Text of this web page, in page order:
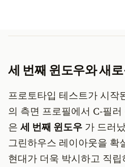
세 번째 윈도우와 새
프로토타입 테스트가 시작
의 측면 프로필에서 C-필
은 세 번째 윈도우 가 드러
그린하우스 레이아웃을 확
현대가 더욱 박시하고 직